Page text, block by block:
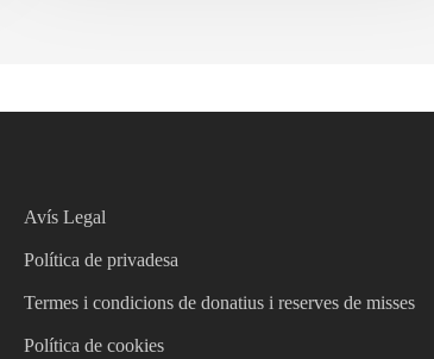
Avís Legal
Política de privadesa
Termes i condicions de donatius i reserves de misses
Política de cookies